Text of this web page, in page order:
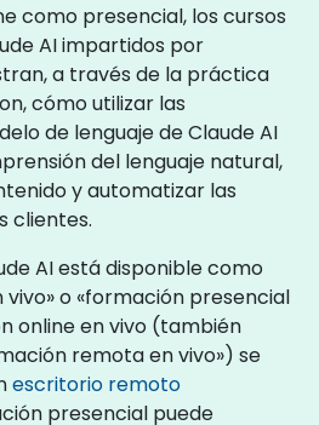
como presencial, los cursos
AI impartidos por
a través de la práctica
cómo utilizar las
de lenguaje de Claude AI
del lenguaje natural,
y automatizar las
clientes.
AI está disponible como
o «formación presencial
online en vivo (también
remota en vivo») se
escritorio remoto
presencial puede